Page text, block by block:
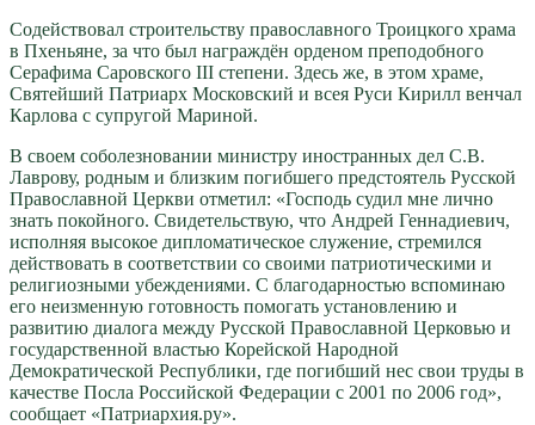
Содействовал строительству православного Троицкого храма
в Пхеньяне, за что был награждён орденом преподобного
Серафима Саровского III степени. Здесь же, в этом храме,
Святейший Патриарх Московский и всея Руси Кирилл венчал
Карлова с супругой Мариной.
В своем соболезновании министру иностранных дел С.В.
Лаврову, родным и близким погибшего предстоятель Русской
Православной Церкви отметил: «Господь судил мне лично
знать покойного. Свидетельствую, что Андрей Геннадиевич,
исполняя высокое дипломатическое служение, стремился
действовать в соответствии со своими патриотическими и
религиозными убеждениями. С благодарностью вспоминаю
его неизменную готовность помогать установлению и
развитию диалога между Русской Православной Церковью и
государственной властью Корейской Народной
Демократической Республики, где погибший нес свои труды в
качестве Посла Российской Федерации с 2001 по 2006 год»,
сообщает «Патриархия.ру».